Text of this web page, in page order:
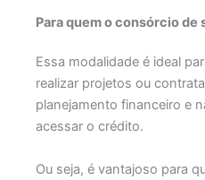
Para quem o consórcio
Essa modalidade é ideal
realizar projetos ou
planejamento financeiro e
acessar o crédito.
Ou seja, é vantajoso para